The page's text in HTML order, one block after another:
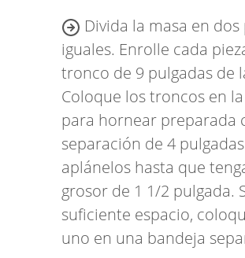
Divida la masa en
iguales. Enrolle cada
tronco de 9 pulgadas de
Coloque los troncos en
para hornear preparada
separación de 4
aplánelos hasta que
grosor de 1 1/2 pulgada.
suficiente espacio,
uno en una bandeja